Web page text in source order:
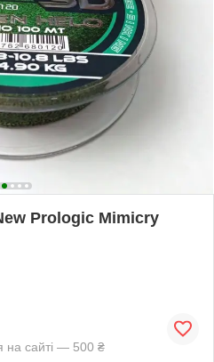
Prologic Mimicry
на сайті — 500 ₴